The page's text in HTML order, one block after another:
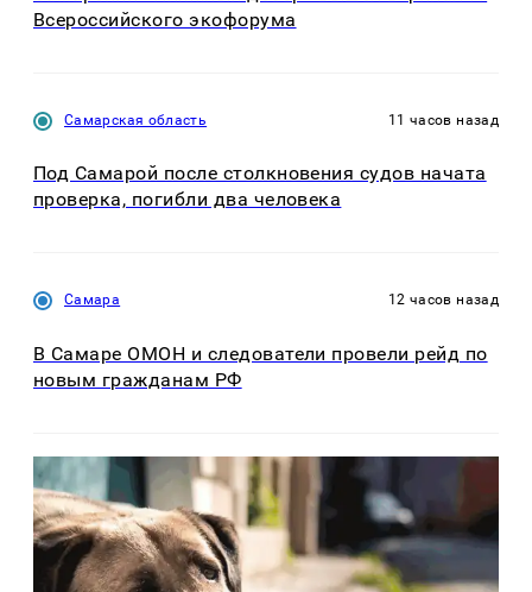
Всероссийского экофорума
Самарская область 11 часов назад
Под Самарой после столкновения судов начата
проверка, погибли два человека
Самара 12 часов назад
В Самаре ОМОН и следователи провели рейд по
новым гражданам РФ